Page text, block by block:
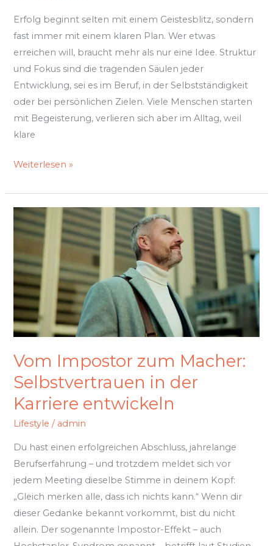
Erfolg beginnt selten mit einem Geistesblitz, sondern
fast immer mit einem klaren Plan. Wer etwas
erreichen will, braucht mehr als nur eine Idee. Struktur
und Fokus sind die tragenden Säulen jeder
Entwicklung, sei es im Beruf, in der Selbstständigkeit
oder bei persönlichen Zielen. Viele Menschen starten
mit Begeisterung, verlieren sich aber im Alltag, weil
klare
Weiterlesen »
Vom Impostor zum Macher:
Selbstvertrauen in der
Karriere entwickeln
Lifestyle / admin
Du hast einen erfolgreichen Abschluss, jahrelange
Berufserfahrung – und trotzdem meldet sich vor
jedem Meeting dieselbe Stimme in deinem Kopf:
„Gleich merken alle, dass ich nichts kann.“ Wenn dir
dieser Gedanke bekannt vorkommt, bist du nicht
allein. Der sogenannte Impostor-Effekt – auch
Vom
Impostor
Macher:
Selbstvertrauen
in
der
Karriere